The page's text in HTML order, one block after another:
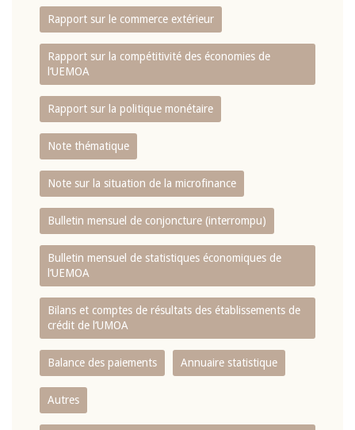
Rapport sur le commerce extérieur
Rapport sur la compétitivité des économies de
l‘UEMOA
Rapport sur la politique monétaire
Note thématique
Note sur la situation de la microfinance
Bulletin mensuel de conjoncture (interrompu)
Bulletin mensuel de statistiques économiques de
l‘UEMOA
Bilans et comptes de résultats des établissements de
crédit de l‘UMOA
Balance des paiements Annuaire statistique
Autres